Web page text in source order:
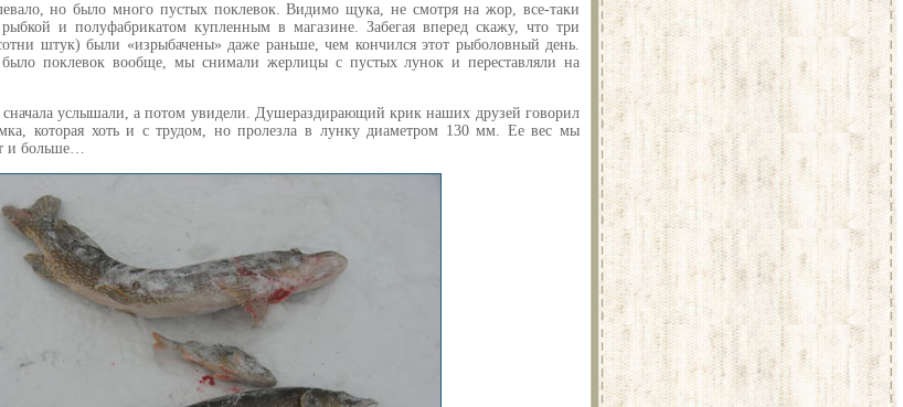
но было много пустых поклевок. Видимо щука, не смотря на жор, все-таки
и полуфабрикатом купленным в магазине. Забегая вперед скажу, что три
штук) были «изрыбачены» даже раньше, чем кончился этот рыболовный день.
поклевок вообще, мы снимали жерлицы с пустых лунок и переставляли на
услышали, а потом увидели. Душераздирающий крик наших друзей говорил
которая хоть и с трудом, но пролезла в лунку диаметром 130 мм. Ее вес мы
и больше…